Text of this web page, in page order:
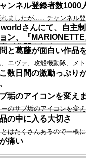
コンテンツの中でトップレ
アニメだとサニーボーイが
加え、不条理...
ンネル登録者数1000
ましたが…… チャンネル
、ありがとうございます！
ンネル...
さんにて、自主
ン、『
が公開されました。
了した自主制作アニメー
に込めたメッセージ等々
c...
と葛藤が面白い作品
エヴァ、攻殻機動隊、メ
ジラ、 そういう、世の中
文明、現在の...
数日間の激動っぷり
ベントは重なる物だ 元か
んとのミーティングに重
からのお誘い...
垢のアイコンを変え
のサブ垢のアイコンを変
。 大学の講義中、暇すぎ
でとりあえ...
の中に入る大切さ
はたくさんあるので一概
つを言語化してストックで
君たちはど...
痛い